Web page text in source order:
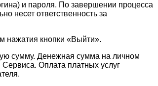
и пароля. По завершении процесса
несет ответственность за
нажатия кнопки «Выйти».
сумму. Денежная сумма на личном
Оплата платных услуг